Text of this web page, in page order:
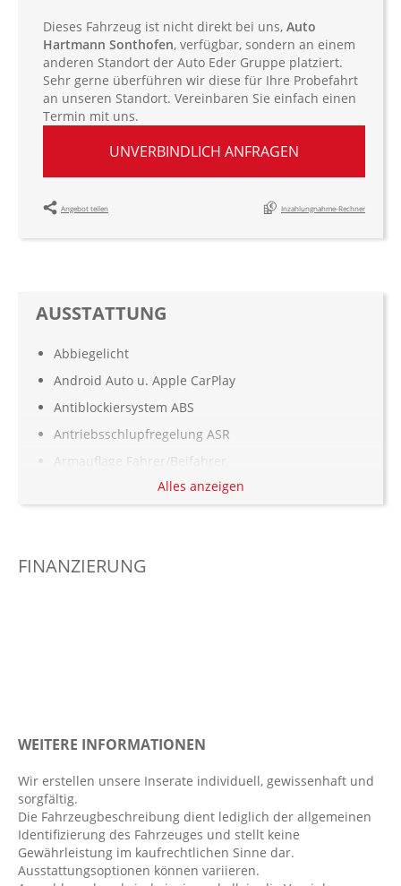
Dieses Fahrzeug ist nicht direkt bei uns, Auto
Hartmann Sonthofen, verfügbar, sondern an einem
anderen Standort der Auto Eder Gruppe platziert.
Sehr gerne überführen wir diese für Ihre Probefahrt
an unseren Standort. Vereinbaren Sie einfach einen
Termin mit uns.
UNVERBINDLICH ANFRAGEN
Angebot teilen Inzahlungnahme-Rechner
AUSSTATTUNG
Abbiegelicht
Android Auto u. Apple CarPlay
Antiblockiersystem ABS
Antriebsschlupfregelung ASR
Armauflage Fahrer/Beifahrer
Außenspiegel elekt. verstell- & anklappbar,
beheizt
beheizbare Frontscheibe
Differentialsperre
Einparkhilfe vorn, hinten u. seitlich
Elektr. Stabilitätsprogramm ESP
Elektronisches Bremssystem EBS
Fahrer- /Beifahrerairbag
Alles anzeigen
FINANZIERUNG
WEITERE INFORMATIONEN
Wir erstellen unsere Inserate individuell, gewissenhaft und
sorgfältig.
Die Fahrzeugbeschreibung dient lediglich der allgemeinen
Identifizierung des Fahrzeuges und stellt keine
Gewährleistung im kaufrechtlichen Sinne dar.
Ausstattungsoptionen können variieren.